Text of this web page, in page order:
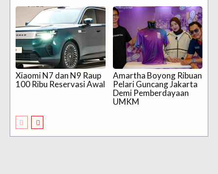
Xiaomi N7 dan N9 Raup
100 Ribu Reservasi Awal
Amartha Boyong Ribuan
Pelari Guncang Jakarta
Demi Pemberdayaan
UMKM